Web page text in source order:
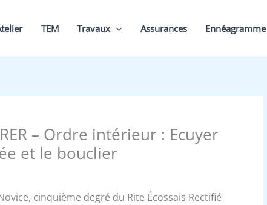
TEM Travaux Assurances Ennéagramme
– Ordre intérieur : Ecuyer
et le bouclier
cinquième degré du Rite Écossais Rectifié